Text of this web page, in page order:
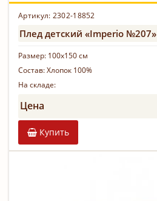
Артикул: 2302-18852
Плед детский «Imperio №207»
Размер: 100х150 см
Состав:Хлопок 100%
На складе:
Цена
Купить